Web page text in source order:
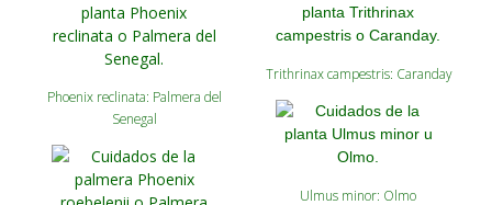
Phoenix reclinata: Palmera del
Senegal
Trithrinax campestris: Caranday
Ulmus minor: Olmo